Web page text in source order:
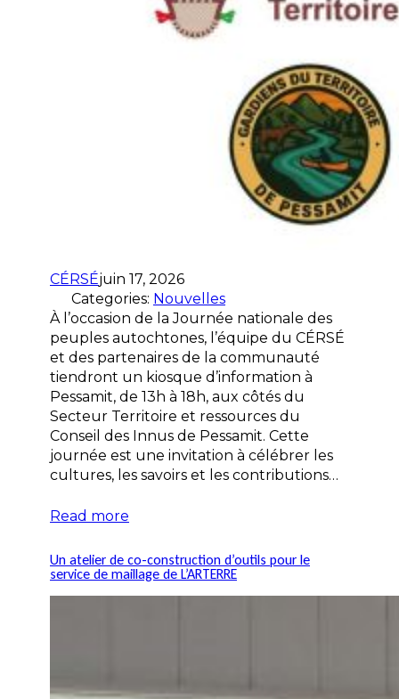
CÉRSÉjuin 17, 2026
Categories: Nouvelles
À l’occasion de la Journée nationale des
peuples autochtones, l’équipe du CÉRSÉ
et des partenaires de la communauté
tiendront un kiosque d’information à
Pessamit, de 13h à 18h, aux côtés du
Secteur Territoire et ressources du
Conseil des Innus de Pessamit. Cette
journée est une invitation à célébrer les
cultures, les savoirs et les contributions…
Read more
Un atelier de co-construction d’outils pour le
service de maillage de L’ARTERRE